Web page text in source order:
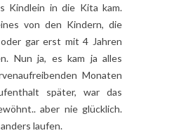
Kindlein in die Kita kam.
von den Kindern, die
gar erst mit 4 Jahren
Nun ja, es kam ja alles
Monaten
später, war das
aber nie glücklich.
laufen.